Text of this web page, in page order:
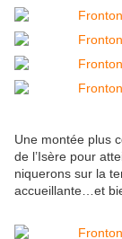
Une montée plus
de l’Isère pour
niquerons sur la
accueillante…et